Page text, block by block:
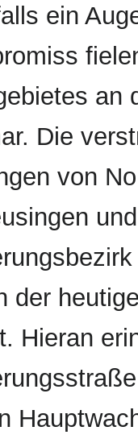
ein
an
Die
von
der
Hieran